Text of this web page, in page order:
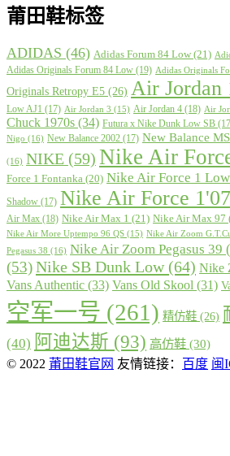
莆田鞋标签
ADIDAS (46) Adidas Forum 84 Low (21)
Adidas Originals Forum 84 Low (19) Adidas Originals
Originals Retropy E5 (26) Air Jordan
Low AJ1 (17) Air Jordan 3 (15) Air Jordan 4 (18) Air
Chuck 1970s (34) Futura x Nike Dunk Low SB
Nigo (16) New Balance 2002 (17) New Balance
(16) NIKE (59) Nike Air
Force 1 Fontanka (20) Nike Air Force 1 Low
Shadow (17) Nike Air Force
Air Max (18) Nike Air Max 1 (21) Nike Air Max 97
Nike Air More Uptempo 96 QS (15) Nike Air Zoom
Pegasus 38 (16) Nike Air Zoom Pegasus 39
(53)Nike SB Dunk Low(64) Nike
Vans Authentic (33) Vans Old Skool (31)
空军一号 (261) 精仿鞋 (26)
(40) 阿迪达斯 (93) 高仿鞋 (30)
© 2022 莆田鞋官网 友情链接： 百度 闽